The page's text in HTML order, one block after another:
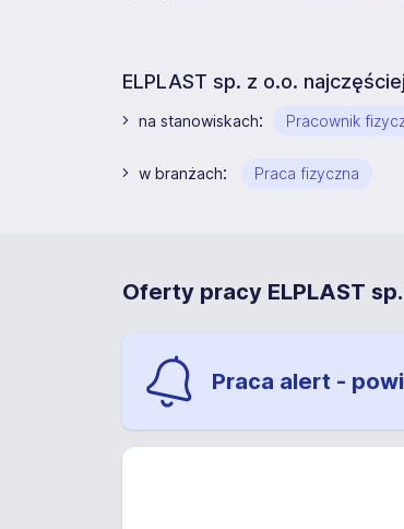
ELPLAST sp. z o.o.
na stanowiskach: Pracownik
w branżach: Praca fizyczna
Oferty pracy ELPLAST
Praca alert -